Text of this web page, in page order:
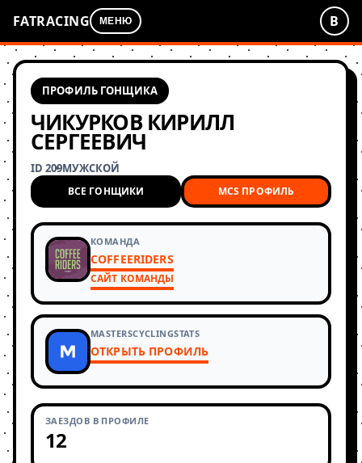
FATRACING МЕНЮ В
ПРОФИЛЬ ГОНЩИКА
ЧИКУРКОВ КИРИЛЛ
СЕРГЕЕВИЧ
ID 209МУЖСКОЙ
ВСЕ ГОНЩИКИ MCS ПРОФИЛЬ
КОМАНДА
COFFEERIDERS
САЙТ КОМАНДЫ
MASTERSCYCLINGSTATS
ОТКРЫТЬ ПРОФИЛЬ
ЗАЕЗДОВ В ПРОФИЛЕ
12